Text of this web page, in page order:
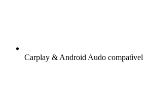
Carplay & Android Audo compatìvel